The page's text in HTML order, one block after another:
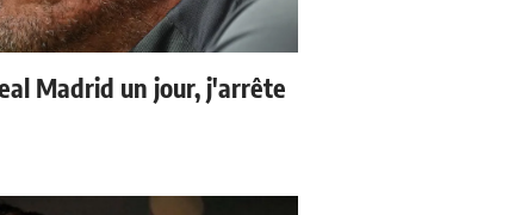
Madrid un jour, j'arrête